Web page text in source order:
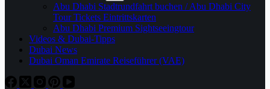
Abu Dhabi Stadtrundfahrt buchen / Abu Dhabi City
Tour Tickets Eintrittskarten
Abu Dhabi Premium Sightseeingtour
Videos & Dubai-Tipps
Dubai News
Dubai Oman Emirate Reiseführer (VAE)